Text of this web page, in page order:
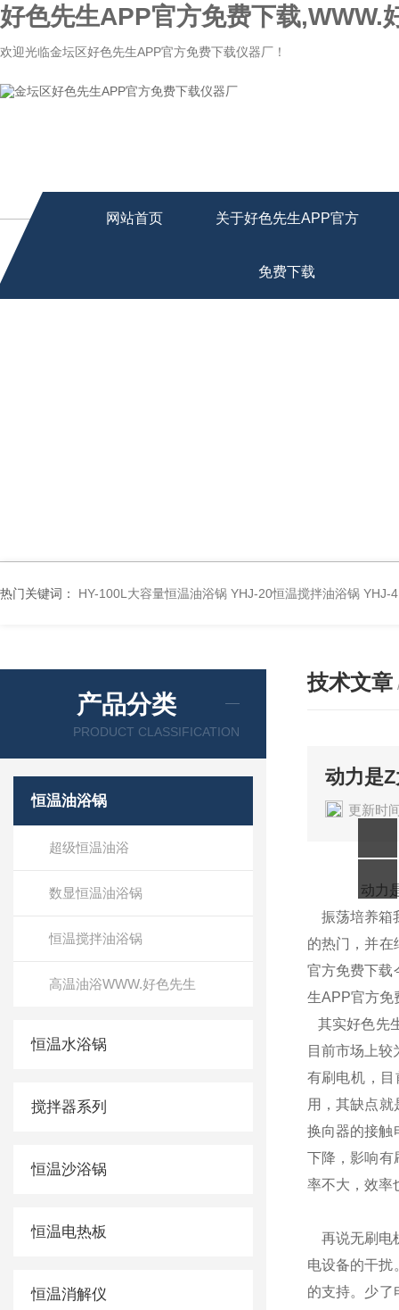
好色先生APP官方免费下载,WWW.
欢迎光临金坛区好色先生APP官方免费下载仪器厂！
网站首页 关于好色先生APP官方
免费下载
热门关键词： HY-100L大容量恒温油浴锅 YHJ-20恒温搅拌油浴锅 YHJ-
产品分类
PRODUCT CLASSIFICATION
恒温油浴锅
超级恒温油浴
数显恒温油浴锅
恒温搅拌油浴锅
高温油浴WWW.好色先生
恒温水浴锅
搅拌器系列
恒温沙浴锅
恒温电热板
恒温消解仪
技术文章
动力是
更新时
动力是zui
振荡培养箱
的热门，
官方免费下载
生APP官方免
其实好色先生
目前市场上较
有刷电机
用，其缺
换向器的接触电
下降，影
率不大，效率
再说无刷电机
电设备的干扰
的支持。少